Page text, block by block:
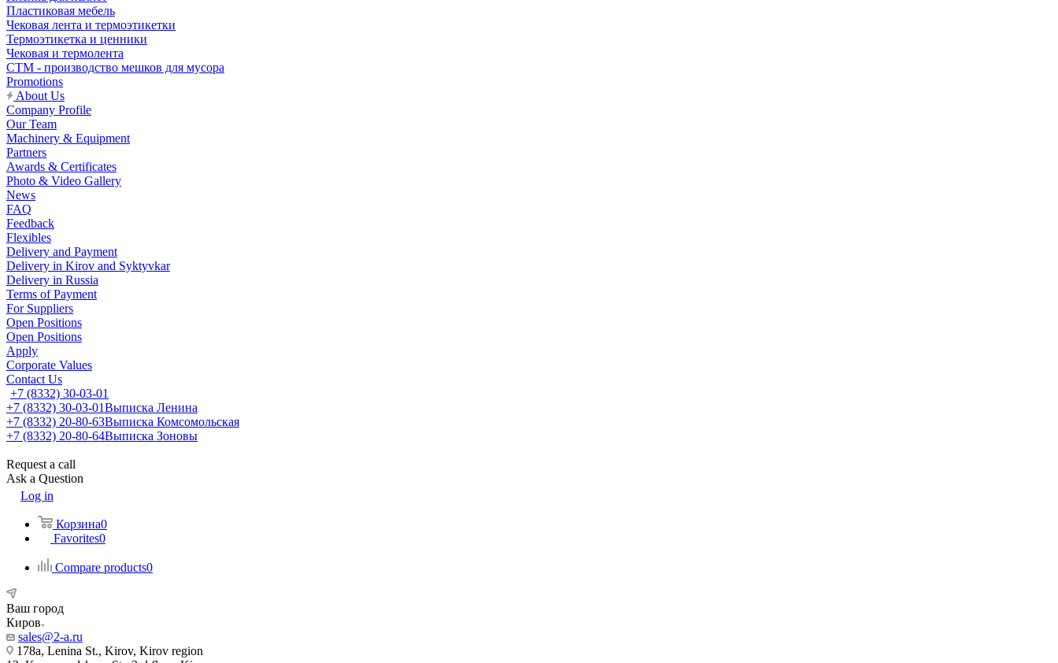
Пластиковая мебель
Чековая лента и термоэтикетки
Термоэтикетка и ценники
Чековая и термолента
СТМ - производство мешков для мусора
Promotions
About Us
Company Profile
Our Team
Machinery & Equipment
Partners
Awards & Certificates
Photo & Video Gallery
News
FAQ
Feedback
Flexibles
Delivery and Payment
Delivery in Kirov and Syktyvkar
Delivery in Russia
Terms of Payment
For Suppliers
Open Positions
Open Positions
Apply
Corporate Values
Contact Us
+7 (8332) 30-03-01
+7 (8332) 30-03-01Выписка Ленина
+7 (8332) 20-80-63Выписка Комсомольская
+7 (8332) 20-80-64Выписка Зоновы
Request a call
Ask a Question
Log in
Корзина0
Favorites0
Compare products0
Ваш город
Киров
sales@2-a.ru
178a, Lenina St., Kirov, Kirov region